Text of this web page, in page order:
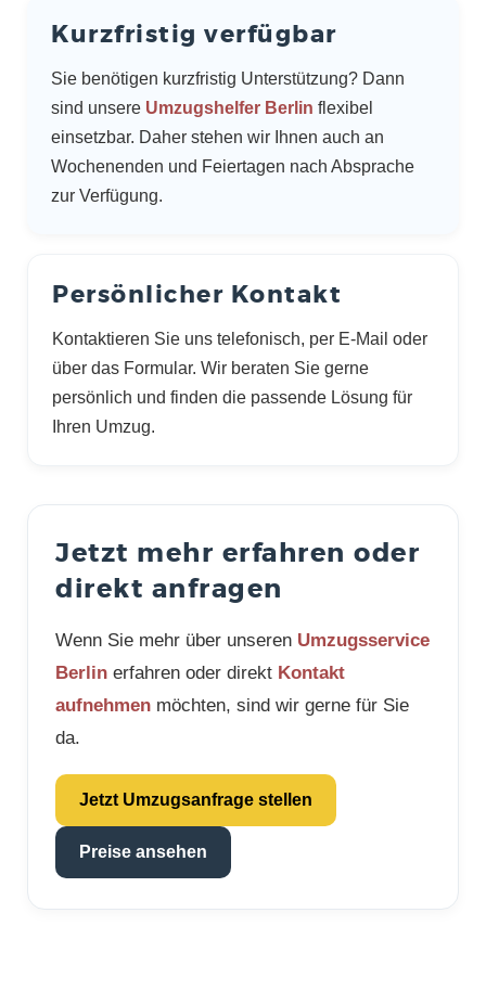
Kurzfristig verfügbar
Sie benötigen kurzfristig Unterstützung? Dann
sind unsere Umzugshelfer Berlin flexibel
einsetzbar. Daher stehen wir Ihnen auch an
Wochenenden und Feiertagen nach Absprache
zur Verfügung.
Persönlicher Kontakt
Kontaktieren Sie uns telefonisch, per E-Mail oder
über das Formular. Wir beraten Sie gerne
persönlich und finden die passende Lösung für
Ihren Umzug.
Jetzt mehr erfahren oder
direkt anfragen
Wenn Sie mehr über unseren Umzugsservice
Berlin erfahren oder direkt Kontakt
aufnehmen möchten, sind wir gerne für Sie
da.
Jetzt Umzugsanfrage stellen
Preise ansehen